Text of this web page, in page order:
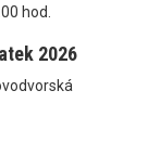
hod.
2026